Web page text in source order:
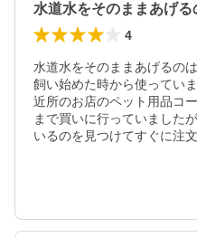
4
水道水をそのままあげるの
飼い始めた時から使っていま
近所のお店のペット用品コ
まで買いに行っていました
いるのを見つけてすぐに注文